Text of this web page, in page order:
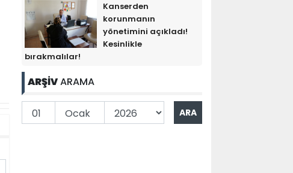
Kanserden
korunmanın
yönetimini açıkladı!
Kesinlikle
bırakmalılar!
ARŞİVARAMA